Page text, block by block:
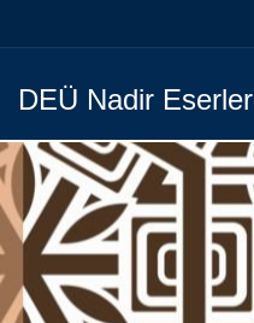
DEÜ Nadir Eserler